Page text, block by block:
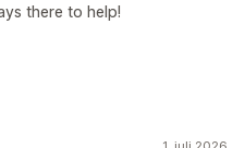
there to help!